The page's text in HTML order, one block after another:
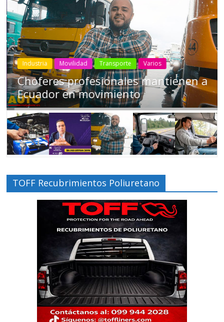
Industria Movilidad Transporte Varios
Choferes profesionales mantienen a
Ecuador en movimiento
TOFF Recubrimientos Poliuretano